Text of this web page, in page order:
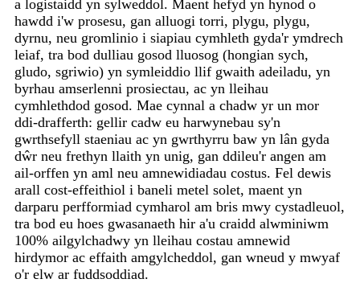
a logistaidd yn sylweddol. Maent hefyd yn hynod o
hawdd i'w prosesu, gan alluogi torri, plygu, plygu,
dyrnu, neu gromlinio i siapiau cymhleth gyda'r ymdrech
leiaf, tra bod dulliau gosod lluosog (hongian sych,
gludo, sgriwio) yn symleiddio llif gwaith adeiladu, yn
byrhau amserlenni prosiectau, ac yn lleihau
cymhlethdod gosod. Mae cynnal a chadw yr un mor
ddi-drafferth: gellir cadw eu harwynebau sy'n
gwrthsefyll staeniau ac yn gwrthyrru baw yn lân gyda
dŵr neu frethyn llaith yn unig, gan ddileu'r angen am
ail-orffen yn aml neu amnewidiadau costus. Fel dewis
arall cost-effeithiol i baneli metel solet, maent yn
darparu perfformiad cymharol am bris mwy cystadleuol,
tra bod eu hoes gwasanaeth hir a'u craidd alwminiwm
100% ailgylchadwy yn lleihau costau amnewid
hirdymor ac effaith amgylcheddol, gan wneud y mwyaf
o'r elw ar fuddsoddiad.